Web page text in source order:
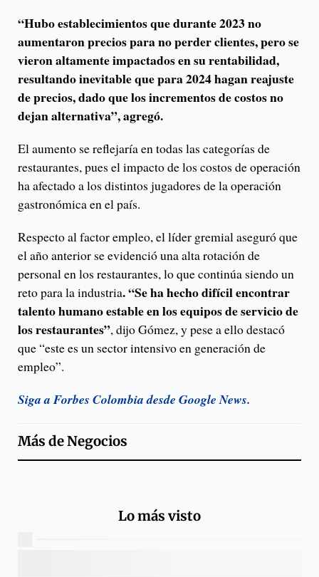
“Hubo establecimientos que durante 2023 no
aumentaron precios para no perder clientes, pero se
vieron altamente impactados en su rentabilidad,
resultando inevitable que para 2024 hagan reajuste
de precios, dado que los incrementos de costos no
dejan alternativa”, agregó.
El aumento se reflejaría en todas las categorías de
restaurantes, pues el impacto de los costos de operación
ha afectado a los distintos jugadores de la operación
gastronómica en el país.
Respecto al factor empleo, el líder gremial aseguró que
el año anterior se evidenció una alta rotación de
personal en los restaurantes, lo que continúa siendo un
reto para la industria. “Se ha hecho difícil encontrar
talento humano estable en los equipos de servicio de
los restaurantes”, dijo Gómez, y pese a ello destacó
que “este es un sector intensivo en generación de
empleo”.
Siga a Forbes Colombia desde Google News.
Más deNegocios
Lo más visto